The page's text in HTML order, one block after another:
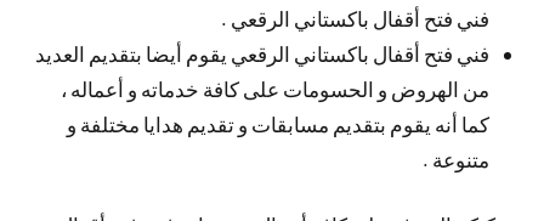
فني فتح أقفال باكستاني الرقعي .
فني فتح أقفال باكستاني الرقعي يقوم أيضا بتقديم العديد
من الهروض و الحسومات على كافة خدماته و أعماله ،
كما أنه يقوم بتقديم مسابقات و تقديم هدايا مختلفة و
متنوعة .